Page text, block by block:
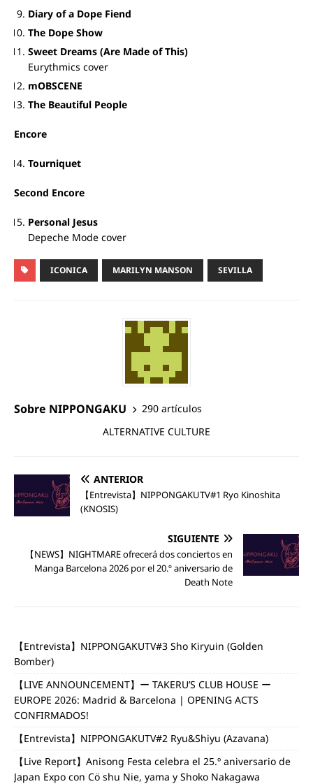
Diary of a Dope Fiend
The Dope Show
Sweet Dreams (Are Made of This)
Eurythmics cover
mOBSCENE
The Beautiful People
Encore
Tourniquet
Second Encore
Personal Jesus
Depeche Mode cover
ICONICA MARILYN MANSON SEVILLA
Sobre NIPPONGAKU
290 artículos
ALTERNATIVE CULTURE
ANTERIOR
【Entrevista】NIPPONGAKUTV#1 Ryo Kinoshita
(KNOSIS)
SIGUIENTE
【NEWS】NIGHTMARE ofrecerá dos conciertos en
Manga Barcelona 2026 por el 20.º aniversario de
Death Note
【Entrevista】NIPPONGAKUTV#3 Sho Kiryuin (Golden
Bomber)
【LIVE ANNOUNCEMENT】ー TAKERU’S CLUB HOUSE ー
EUROPE 2026: Madrid & Barcelona | OPENING ACTS
CONFIRMADOS!
【Entrevista】NIPPONGAKUTV#2 Ryu&Shiyu (Azavana)
【Live Report】Anisong Festa celebra el 25.º aniversario de
Japan Expo con Cö shu Nie, yama y Shoko Nakagawa